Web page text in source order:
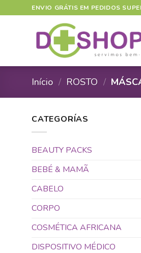
to
ENVIO GRÁTIS EM PEDIDOS
Início / ROSTO /
CATEGORÍAS
BEAUTY PACKS
BEBÉ & MAMÃ
CABELO
CORPO
COSMÉTICA AFRICANA
DISPOSITIVO MÉDICO